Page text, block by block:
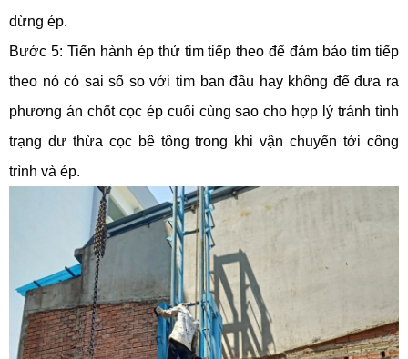
dừng ép.
Bước 5: Tiến hành ép thử tim tiếp theo để đảm bảo tim tiếp
theo nó có sai số so với tim ban đầu hay không để đưa ra
phương án chốt cọc ép cuối cùng sao cho hợp lý tránh tình
trạng dư thừa cọc bê tông trong khi vận chuyển tới công
trình và ép.